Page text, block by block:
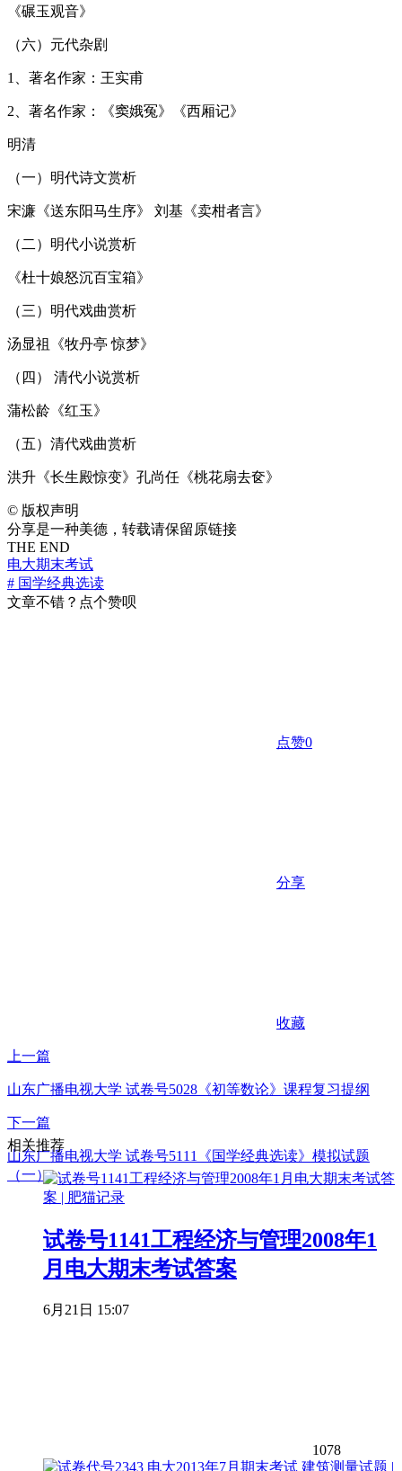
《碾玉观音》
（六）元代杂剧
1、著名作家：王实甫
2、著名作家：《窦娥冤》《西厢记》
明清
（一）明代诗文赏析
宋濂《送东阳马生序》 刘基《卖柑者言》
（二）明代小说赏析
《杜十娘怒沉百宝箱》
（三）明代戏曲赏析
汤显祖《牧丹亭 惊梦》
（四） 清代小说赏析
蒲松龄《红玉》
（五）清代戏曲赏析
洪升《长生殿惊变》孔尚任《桃花扇去奁》
© 版权声明
分享是一种美德，转载请保留原链接
THE END
电大期末考试
# 国学经典选读
文章不错？点个赞呗
点赞0
分享
收藏
上一篇
山东广播电视大学 试卷号5028《初等数论》课程复习提纲
下一篇
山东广播电视大学 试卷号5111《国学经典选读》模拟试题
（一）
相关推荐
试卷号1141工程经济与管理2008年1
月电大期末考试答案
6月21日 15:07
1078